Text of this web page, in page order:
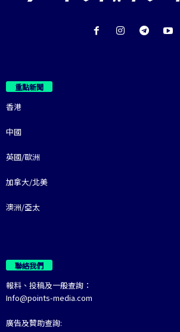
重點新聞
香港
中國
英國/歐洲
加拿大/北美
澳洲/亞太
聯絡我們
報料、投稿及一般查詢：
Info@points-media.com
廣告及贊助查詢: